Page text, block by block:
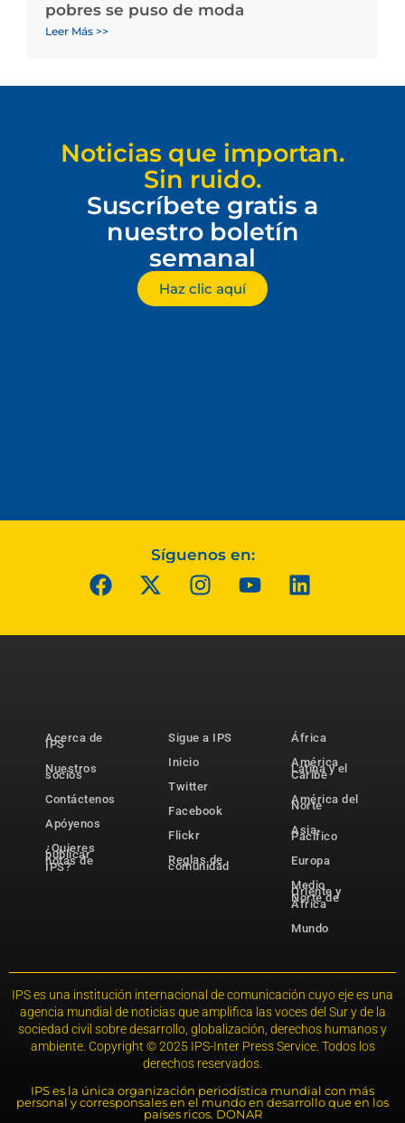
pobres se puso de moda
Leer Más >>
Noticias que importan.
Sin ruido.
Suscríbete gratis a
nuestro boletín
semanal
Haz clic aquí
Síguenos en:
Acerca de
IPS
Nuestros
socios
Contáctenos
Apóyenos
¿Quieres
publicar
notas de
IPS?
Sigue a IPS
Inicio
Twitter
Facebook
Flickr
Reglas de
comunidad
África
América
Latina y el
Caribe
América del
Norte
Asia-
Pacífico
Europa
Medio
Oriente y
Norte de
África
Mundo
IPS es una institución internacional de comunicación cuyo eje es una
agencia mundial de noticias que amplifica las voces del Sur y de la
sociedad civil sobre desarrollo, globalización, derechos humanos y
ambiente. Copyright © 2025 IPS-Inter Press Service. Todos los
derechos reservados.
IPS es la única organización periodística mundial con más
personal y corresponsales en el mundo en desarrollo que en los
países ricos. DONAR